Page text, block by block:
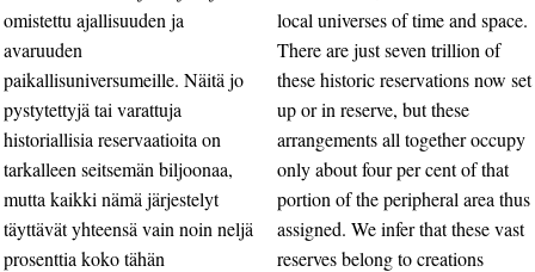
omistettu ajallisuuden ja
avaruuden
paikallisuniversumeille. Näitä jo
pystytettyjä tai varattuja
historiallisia reservaatioita on
tarkalleen seitsemän biljoonaa,
mutta kaikki nämä järjestelyt
täyttävät yhteensä vain noin neljä
prosenttia koko tähän
local universes of time and space.
There are just seven trillion of
these historic reservations now set
up or in reserve, but these
arrangements all together occupy
only about four per cent of that
portion of the peripheral area thus
assigned. We infer that these vast
reserves belong to creations